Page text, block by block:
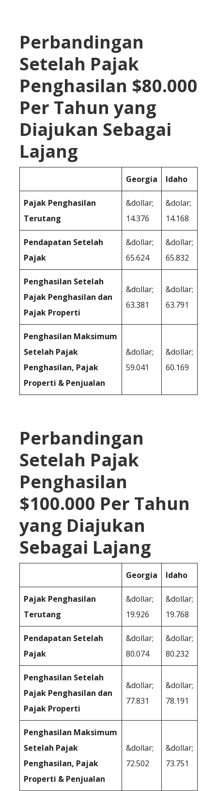
Perbandingan
Setelah Pajak
Penghasilan $80.000
Per Tahun yang
Diajukan Sebagai
Lajang
Georgia Idaho
Pajak Penghasilan
Terutang
&dollar;
14.376
&dolar;
14.168
Pendapatan Setelah
Pajak
&dollar;
65.624
&dollar;
65.832
Penghasilan Setelah
Pajak Penghasilan dan
Pajak Properti
&dollar;
63.381
&dollar;
63.791
Penghasilan Maksimum
Setelah Pajak
Penghasilan, Pajak
Properti & Penjualan
&dollar;
59.041
&dollar;
60.169
Perbandingan
Setelah Pajak
Penghasilan
$100.000 Per Tahun
yang Diajukan
Sebagai Lajang
Georgia Idaho
Pajak Penghasilan
Terutang
&dollar;
19.926
&dollar;
19.768
Pendapatan Setelah
Pajak
&dollar;
80.074
&dollar;
80.232
Penghasilan Setelah
Pajak Penghasilan dan
Pajak Properti
&dollar;
77.831
&dollar;
78.191
Penghasilan Maksimum
Setelah Pajak
Penghasilan, Pajak
Properti & Penjualan
&dollar;
72.502
&dollar;
73.751